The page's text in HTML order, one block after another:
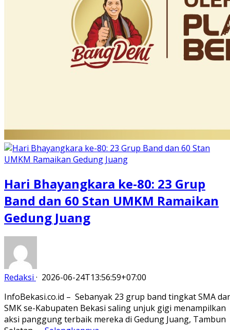
Hari Bhayangkara ke-80: 23 Grup
Band dan 60 Stan UMKM Ramaikan
Gedung Juang
Redaksi · 2026-06-24T13:56:59+07:00
InfoBekasi.co.id – Sebanyak 23 grup band tingkat SMA
SMK se-Kabupaten Bekasi saling unjuk gigi menampilkan
aksi panggung terbaik mereka di Gedung Juang, Tambun